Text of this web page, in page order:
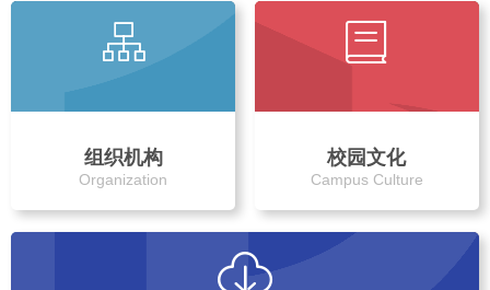
组织机构
Organization
校园文化
Campus Culture